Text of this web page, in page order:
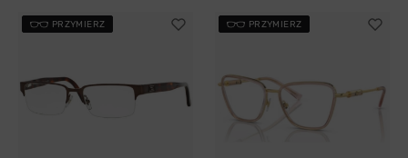
PRZYMIERZ PRZYMIERZ